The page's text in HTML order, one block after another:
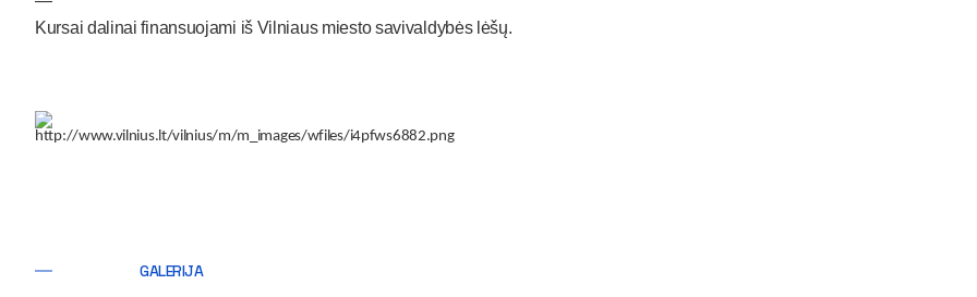
Kursai dalinai finansuojami iš Vilniaus miesto savivaldybės lėšų.
GALERIJA